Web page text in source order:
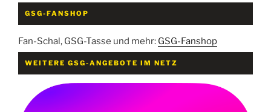
GSG-FANSHOP
Fan-Schal, GSG-Tasse und mehr: GSG-Fanshop
WEITERE GSG-ANGEBOTE IM NETZ